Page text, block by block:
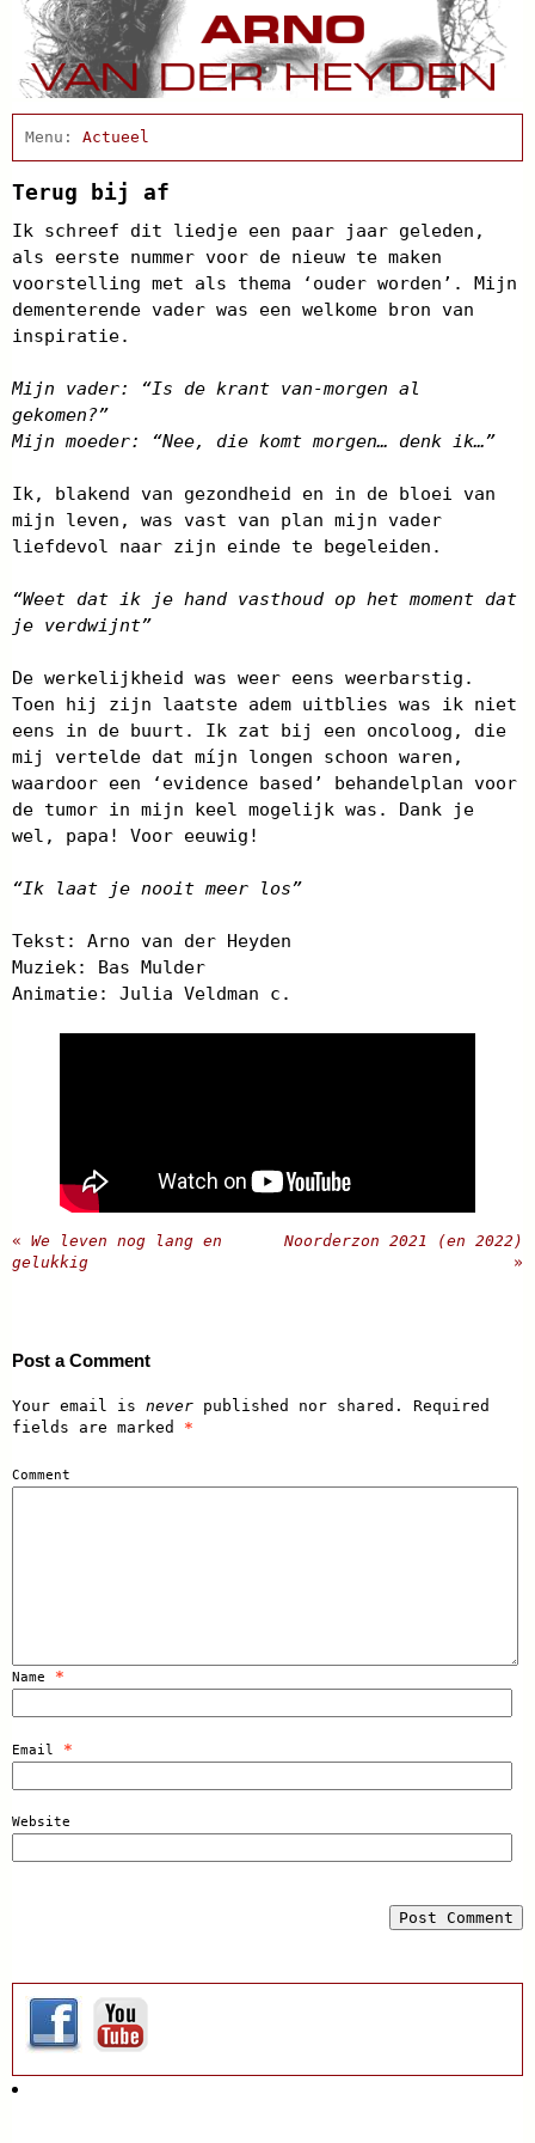
Home
Afscheidsbijeenkomst
Condoleance
Actueel
Cabaret
Clips
Discografie
Projecten
Schnabbel en babbel
Agenda
In de pers
Links
Terug bij af
Ik schreef dit liedje een paar jaar geleden,
als eerste nummer voor de nieuw te maken
voorstelling met als thema ‘ouder worden’. Mijn
dementerende vader was een welkome bron van
inspiratie.
Mijn vader: “Is de krant van-morgen al
gekomen?”
Mijn moeder: “Nee, die komt morgen… denk ik…”
Ik, blakend van gezondheid en in de bloei van
mijn leven, was vast van plan mijn vader
liefdevol naar zijn einde te begeleiden.
“Weet dat ik je hand vasthoud op het moment dat
je verdwijnt”
De werkelijkheid was weer eens weerbarstig.
Toen hij zijn laatste adem uitblies was ik niet
eens in de buurt. Ik zat bij een oncoloog, die
mij vertelde dat míjn longen schoon waren,
waardoor een ‘evidence based’ behandelplan voor
de tumor in mijn keel mogelijk was. Dank je
wel, papa! Voor eeuwig!
“Ik laat je nooit meer los”
Tekst: Arno van der Heyden
Muziek: Bas Mulder
Animatie: Julia Veldman c.
« We leven nog lang en
gelukkig
Noorderzon 2021 (en 2022)
»
Post a Comment
Your email is never published nor shared. Required
fields are marked *
Comment
Name *
Email *
Website